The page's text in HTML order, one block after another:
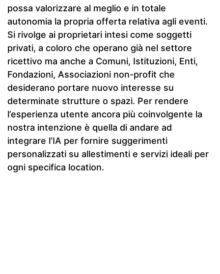
possa valorizzare al meglio e in totale
autonomia la propria offerta relativa agli eventi.
Si rivolge ai proprietari intesi come soggetti
privati, a coloro che operano già nel settore
ricettivo ma anche a Comuni, Istituzioni, Enti,
Fondazioni, Associazioni non-profit che
desiderano portare nuovo interesse su
determinate strutture o spazi. Per rendere
l’esperienza utente ancora più coinvolgente la
nostra intenzione è quella di andare ad
integrare l’IA per fornire suggerimenti
personalizzati su allestimenti e servizi ideali per
ogni specifica location.